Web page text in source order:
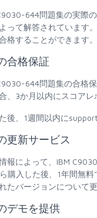
644問題集の実際
って解答されています
格することができます
合格保証
644問題集の合格
、3か月以内にスコア
後、1週間以内に
更新サービス
報によって、IBM
購入した後、1年間無
たバージョンについて
デモを提供